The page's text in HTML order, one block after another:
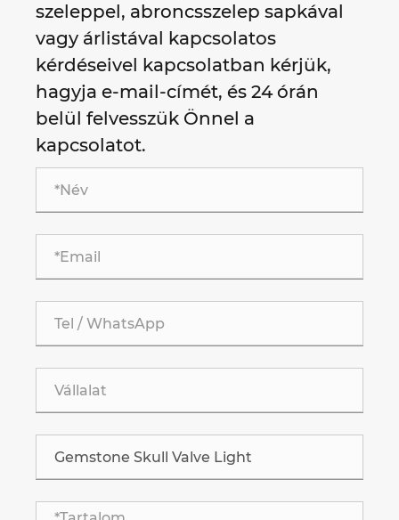
szeleppel, abroncsszelep sapkával
vagy árlistával kapcsolatos
kérdéseivel kapcsolatban kérjük,
hagyja e-mail-címét, és 24 órán
belül felvesszük Önnel a
kapcsolatot.